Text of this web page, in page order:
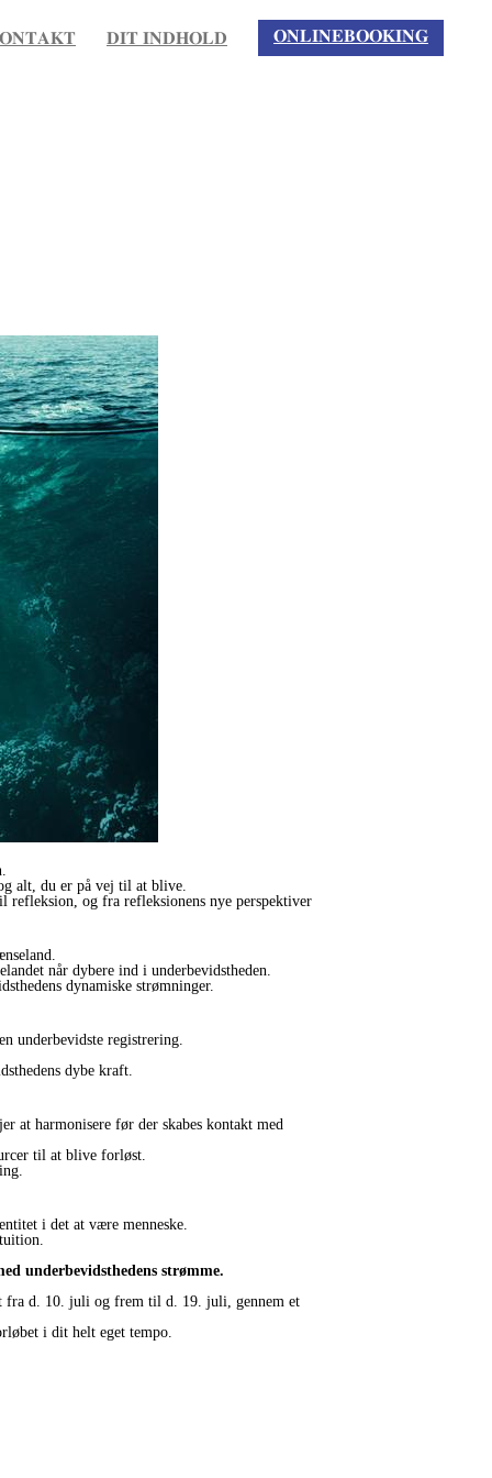
𝐃𝐈𝐓 𝐈𝐍𝐃𝐇𝐎𝐋𝐃 𝐎𝐍𝐋𝐈𝐍𝐄𝐁𝐎𝐎𝐊𝐈𝐍𝐆
alt, du er på vej til at blive.
refleksion, og fra refleksionens nye perspektiver
når dybere ind i underbevidstheden.
dynamiske strømninger.
underbevidste registrering.
dybe kraft.
at harmonisere før der skabes kontakt med
til at blive forløst.
i det at være menneske.
underbevidsthedens strømme.
fra d. 10. juli og frem til d. 19. juli, gennem et
i dit helt eget tempo.